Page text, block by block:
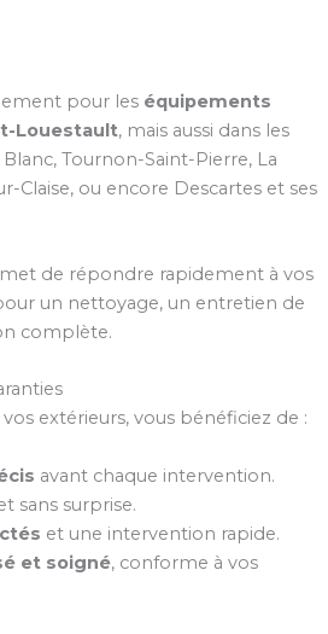
pour les équipements
Louestault, mais aussi dans les
Tournon-Saint-Pierre, La
Claise, ou encore Descartes et ses
de répondre rapidement à vos
un nettoyage, un entretien de
complète.
extérieurs, vous bénéficiez de :
avant chaque intervention.
sans surprise.
et une intervention rapide.
et soigné, conforme à vos